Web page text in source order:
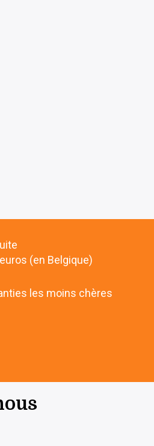
(en Belgique)
les moins chères